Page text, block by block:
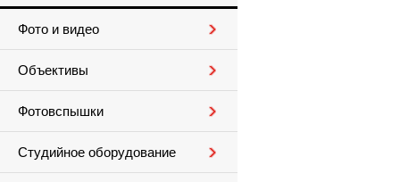
Фото и видео
Объективы
Фотовспышки
Студийное оборудование